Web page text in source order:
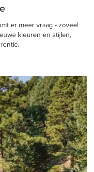
er meer vraag - zoveel
kleuren en stijlen,